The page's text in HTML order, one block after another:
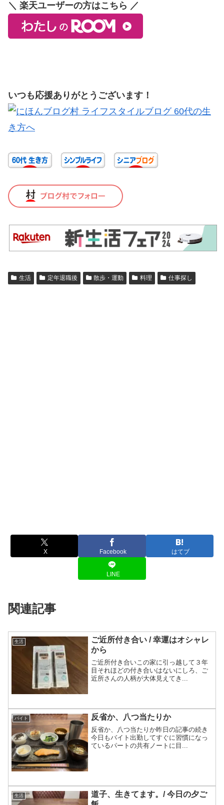
＼ 楽天ユーザーの方はこちら ／
いつも応援ありがとうございます！
生活 定年退職後 散歩・運動 料理 仕事探し
X Facebook はてブ
LINE
関連記事
生活
ご近所付き合い / 幸運はオシャレ
から
ご近所付き合いこの家に引っ越して３年
目それほどの付き合いはないにしろ、ご
近所さんの人柄が大体見えてき...
バイト 反省か、八つ当たりか
反省か、八つ当たりか昨日の記事の続き
今日もバイト出勤してすぐに習慣になっ
ているパートの共有ノートに目...
生活
道子、生きてます。/ 今日の夕ご